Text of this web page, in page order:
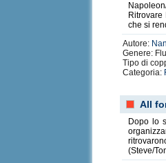
che si
Autore:
Genere:
Tipo di
Categoria:
All
Dopo lo
(Steve/